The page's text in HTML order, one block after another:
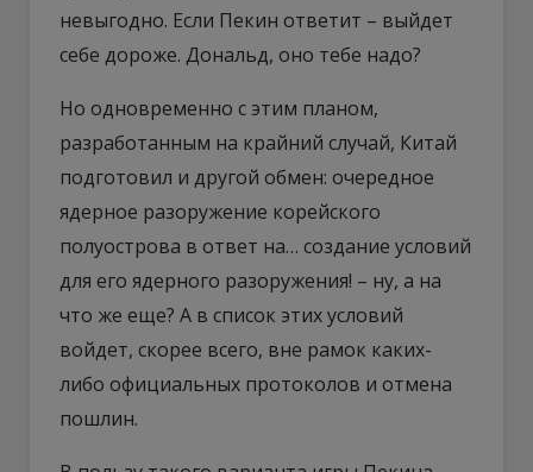
невыгодно. Если Пекин ответит – выйдет
себе дороже. Дональд, оно тебе надо?
Но одновременно с этим планом,
разработанным на крайний случай, Китай
подготовил и другой обмен: очередное
ядерное разоружение корейского
полуострова в ответ на… создание условий
для его ядерного разоружения! – ну, а на
что же еще? А в список этих условий
войдет, скорее всего, вне рамок каких-
либо официальных протоколов и отмена
пошлин.